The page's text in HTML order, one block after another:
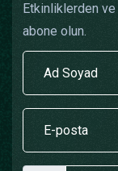
Etkinliklerden
abone olun.